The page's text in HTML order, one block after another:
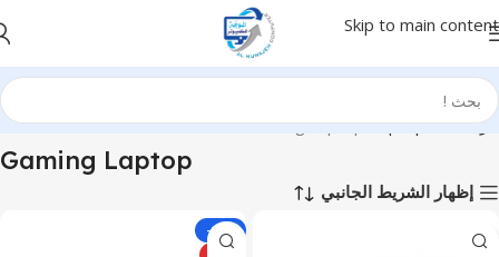
Skip to main content
الرئيسية Laptops
Gaming Laptop
Gaming Laptop
إظهار الشريط الجانبي
-10%